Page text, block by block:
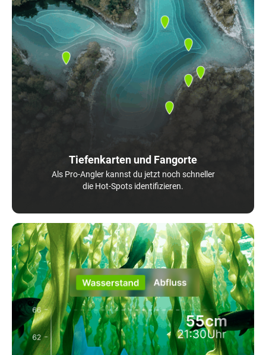
Tiefenkarten und Fangorte
Als Pro-Angler kannst du jetzt noch schneller
die Hot-Spots identifizieren.